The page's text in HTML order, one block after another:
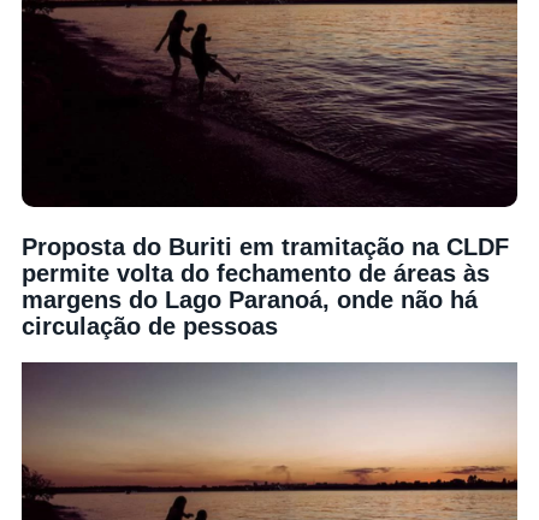
Proposta do Buriti em tramitação na CLDF
permite volta do fechamento de áreas às
margens do Lago Paranoá, onde não há
circulação de pessoas